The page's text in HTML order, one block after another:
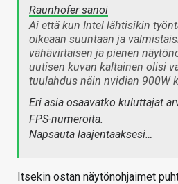
Raunhofer sanoi
Ai että kun Intel lähtisikin
oikeaan suuntaan ja
vähävirtaisen ja pienen
uutisen kuvan kaltainen olisi
tuulahdus näin nvidian 900W
Eri asia osaavatko kuluttajat
FPS-numeroita.
Napsauta laajentaaksesi…
Itsekin ostan näytönohjaimet